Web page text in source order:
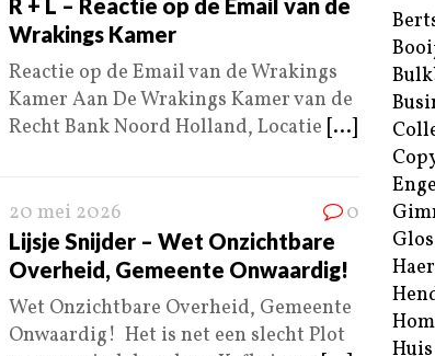
R + L – Reactie op de Email van de
Wrakings Kamer
Reactie op de Email van de Wrakings
Kamer Aan De Wrakings Kamer van de
Recht Bank Noord Holland, Locatie [...]
20 mei 2026 0
Lijsje Snijder – Wet Onzichtbare
Overheid, Gemeente Onwaardig!
Wet Onzichtbare Overheid, Gemeente
Onwaardig! Het is net een slecht Plot